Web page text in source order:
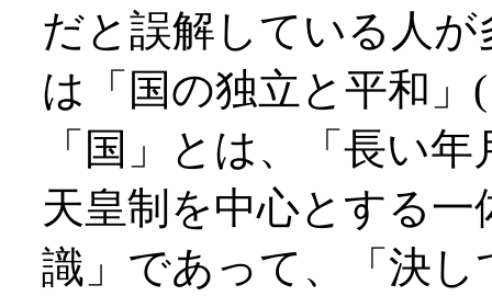
だと誤解している人
は「国の独立と平和
「国」とは、「長い
天皇制を中心とする
識」であって、「決